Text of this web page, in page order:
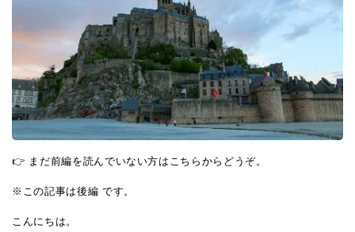
👉 まだ前編を読んでいない方は こちら からどうぞ。
※この記事は後編 です。
こんにちは。